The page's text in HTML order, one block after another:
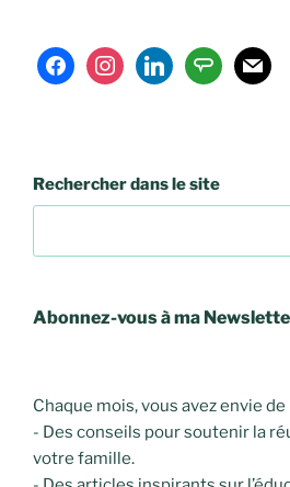
facebookinstagramlinkedinangieslist
mail
Rechercher dans le site
Abonnez-vous à ma
Chaque mois, vous avez envie
- Des conseils pour soutenir la
votre famille.